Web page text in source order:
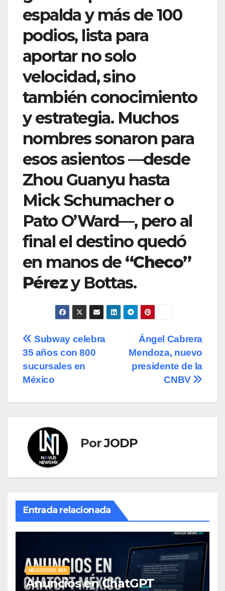
espalda y más de 100
podios, lista para
aportar no solo
velocidad, sino
también conocimiento
y estrategia. Muchos
nombres sonaron para
esos asientos —desde
Zhou Guanyu hasta
Mick Schumacher o
Pato O’Ward—, pero al
final el destino quedó
en manos de “Checo”
Pérezy Bottas.
Navegación
de
entradas
Ángel Cabrera
Mendoza, nuevo
presidente de la
CNBV
Subway celebra
35 años con 800
sucursales en
México
PorJODP
Entrada relacionada
NEGOCIOS 360
Anuncios en ChatGPT